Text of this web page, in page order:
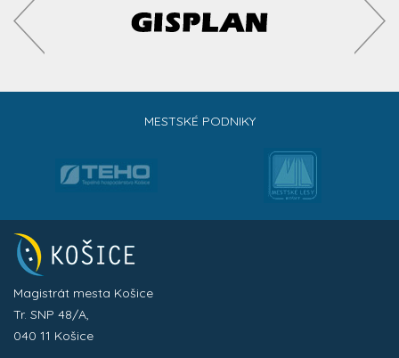
MESTSKÉ PODNIKY
Magistrát mesta Košice
Tr. SNP 48/A,
040 11 Košice